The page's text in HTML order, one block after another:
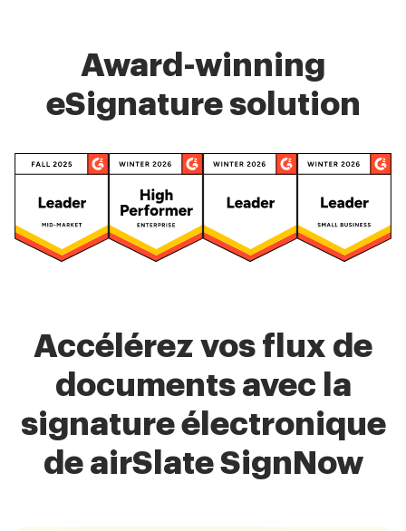
Award-winning
eSignature solution
Accélérez vos flux de
documents avec la
signature électronique
de airSlate SignNow